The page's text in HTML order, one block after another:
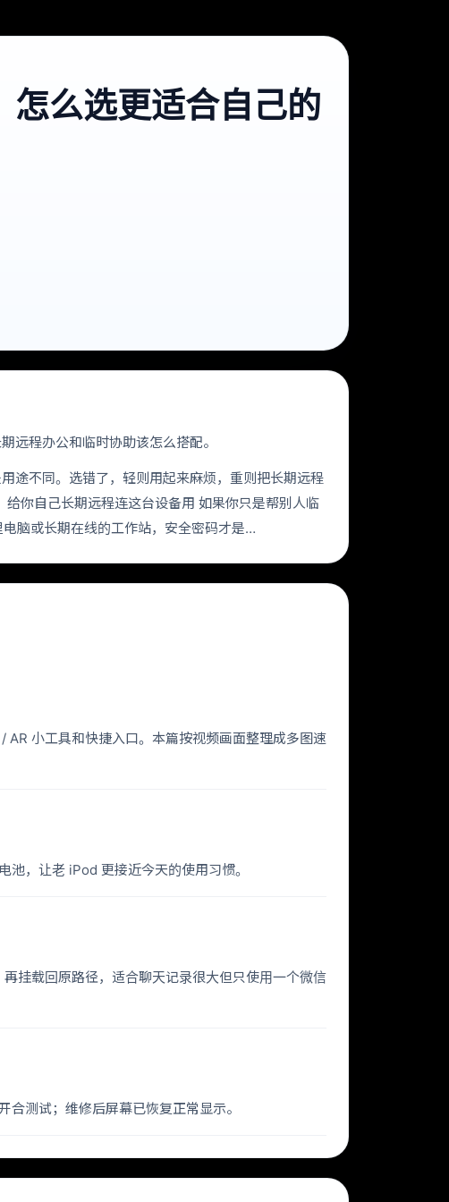
么选更适合自己的
远程办公和临时协助该怎么搭配。
途不同。选错了，轻则用起来麻烦，重则把长期远程
你自己长期远程连这台设备用 如果你只是帮别人临
脑或长期在线的工作站，安全密码才是…
小工具和快捷入口。本篇按视频画面整理成多图速
，让老 iPod 更接近今天的使用习惯。
挂载回原路径，适合聊天记录很大但只使用一个微信
测试；维修后屏幕已恢复正常显示。